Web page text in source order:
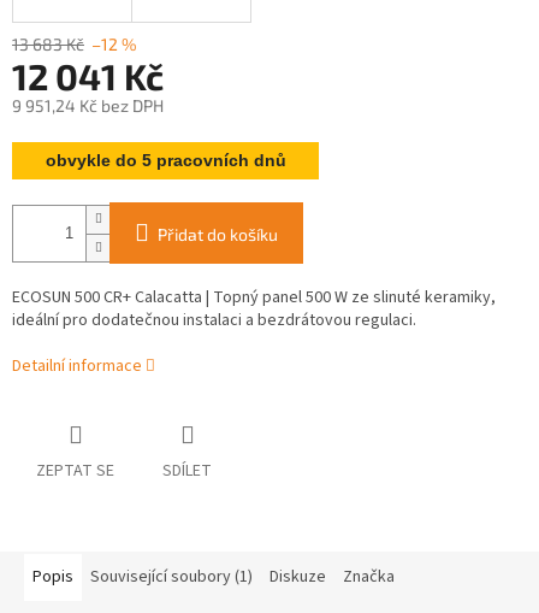
13 683 Kč –12 %
12 041 Kč
9 951,24 Kč bez DPH
Měrná
cena:obvykle do 5 pracovních dnů
Přidat do košíku
ECOSUN 500 CR+ Calacatta | Topný panel 500 W ze slinuté keramiky,
ideální pro dodatečnou instalaci a bezdrátovou regulaci.
Detailní informace
ZEPTAT SE SDÍLET
Popis Související soubory (1) Diskuze Značka